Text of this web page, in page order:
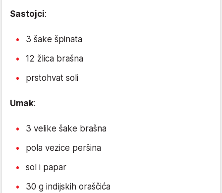
Sastojci:
3 šake špinata
12 žlica brašna
prstohvat soli
Umak:
3 velike šake brašna
pola vezice peršina
sol i papar
30 g indijskih oraščića